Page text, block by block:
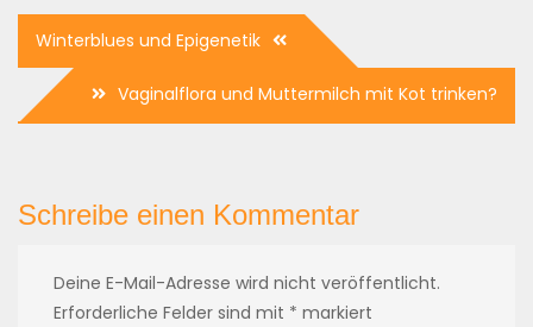
Beitragsnavigation
Winterblues und Epigenetik
Vaginalflora und Muttermilch mit Kot trinken?
Schreibe einen Kommentar
Deine E-Mail-Adresse wird nicht veröffentlicht.
Erforderliche Felder sind mit * markiert